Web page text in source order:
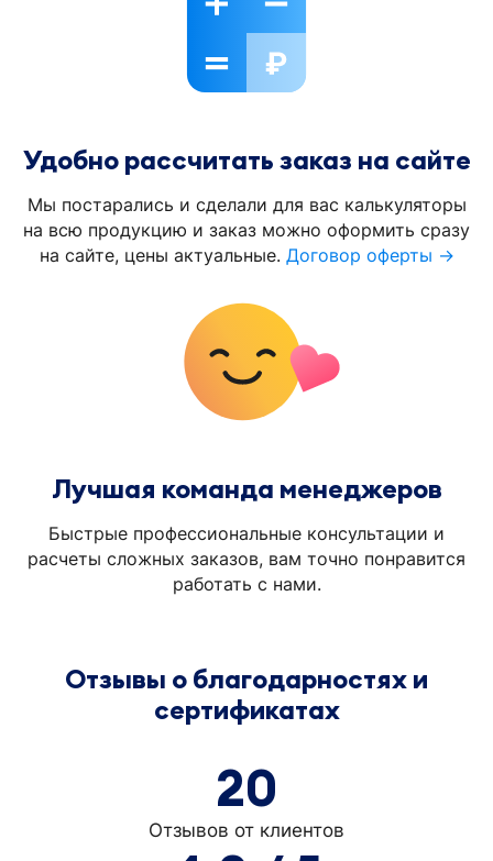
Удобно рассчитать заказ на сайте
Мы постарались и сделали для вас калькуляторы
на всю продукцию и заказ можно оформить сразу
на сайте, цены актуальные. Договор оферты →
Лучшая команда менеджеров
Быстрые профессиональные консультации и
расчеты сложных заказов, вам точно понравится
работать с нами.
Отзывы о благодарностях и
сертификатах
20
Отзывов от клиентов